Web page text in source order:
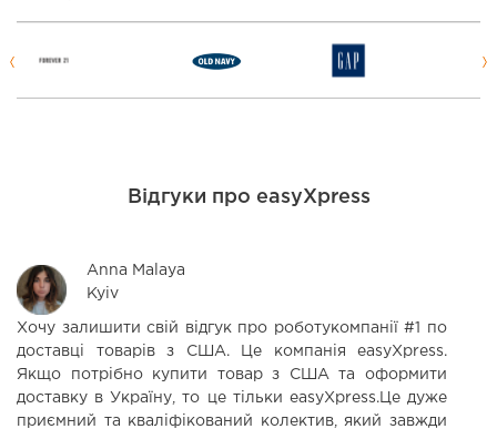
Відгуки про easyXpress
Anna Malaya
Kyiv
Хочу залишити свій відгук про роботукомпанії #1 по
доставці товарів з США. Це компанія easyXpress.
Якщо потрібно купити товар з США та оформити
доставку в Україну, то це тільки easyXpress.Це дуже
приємний та кваліфікований колектив, який завжди